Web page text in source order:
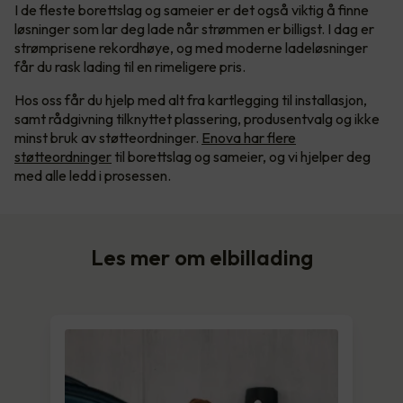
I de fleste borettslag og sameier er det også viktig å finne
løsninger som lar deg lade når strømmen er billigst. I dag er
strømprisene rekordhøye, og med moderne ladeløsninger
får du rask lading til en rimeligere pris.
Hos oss får du hjelp med alt fra kartlegging til installasjon,
samt rådgivning tilknyttet plassering, produsentvalg og ikke
minst bruk av støtteordninger. Enova har flere
støtteordninger til borettslag og sameier, og vi hjelper deg
med alle ledd i prosessen.
Les mer om elbillading